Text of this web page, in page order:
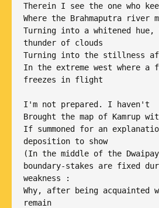
Therein I see the one who
Where the Brahmaputra river
Turning into a whitened
thunder of clouds
Turning into the stillness
In the extreme west where a
freezes in flight
I'm not prepared. I haven't
Brought the map of Kamrup
If summoned for an
deposition to show
(In the middle of the
boundary-stakes are fixed
weakness :
Why, after being acquainted
remain